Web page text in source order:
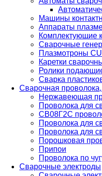
Машины
Аппараты
Комплектующие
Сварочные
Плазмотроны
Каретки
Ролики
Сварка
Сварочная
Нержавеющая
Проволока для
СВ08Г2С
Проволока для
Проволока для
Порошковая
Припои
Проволока по
Сварочные электроды